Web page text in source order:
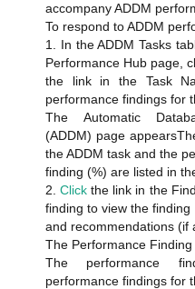
accompany ADDM
To respond to ADDM
1. In the ADDM Tasks
Performance Hub page,
the link in the Task
performance findings for
The Automatic
(ADDM) page
the ADDM task and the
finding (%) are listed in
2.Click the link in the
finding to view the finding
and recommendations (if
The Performance Finding
The performance
performance findings for